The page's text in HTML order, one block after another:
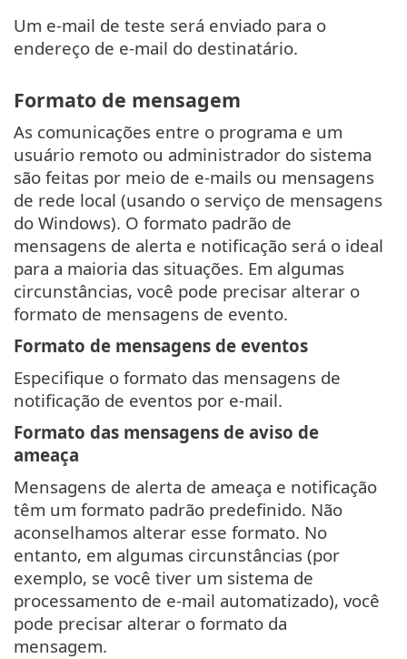
Um e-mail de teste será enviado para o
endereço de e-mail do destinatário.
Formato de mensagem
As comunicações entre o programa e um
usuário remoto ou administrador do sistema
são feitas por meio de e-mails ou mensagens
de rede local (usando o serviço de mensagens
do Windows). O formato padrão de
mensagens de alerta e notificação será o ideal
para a maioria das situações. Em algumas
circunstâncias, você pode precisar alterar o
formato de mensagens de evento.
Formato de mensagens de eventos
Especifique o formato das mensagens de
notificação de eventos por e-mail.
Formato das mensagens de aviso de
ameaça
Mensagens de alerta de ameaça e notificação
têm um formato padrão predefinido. Não
aconselhamos alterar esse formato. No
entanto, em algumas circunstâncias (por
exemplo, se você tiver um sistema de
processamento de e-mail automatizado), você
pode precisar alterar o formato da
mensagem.